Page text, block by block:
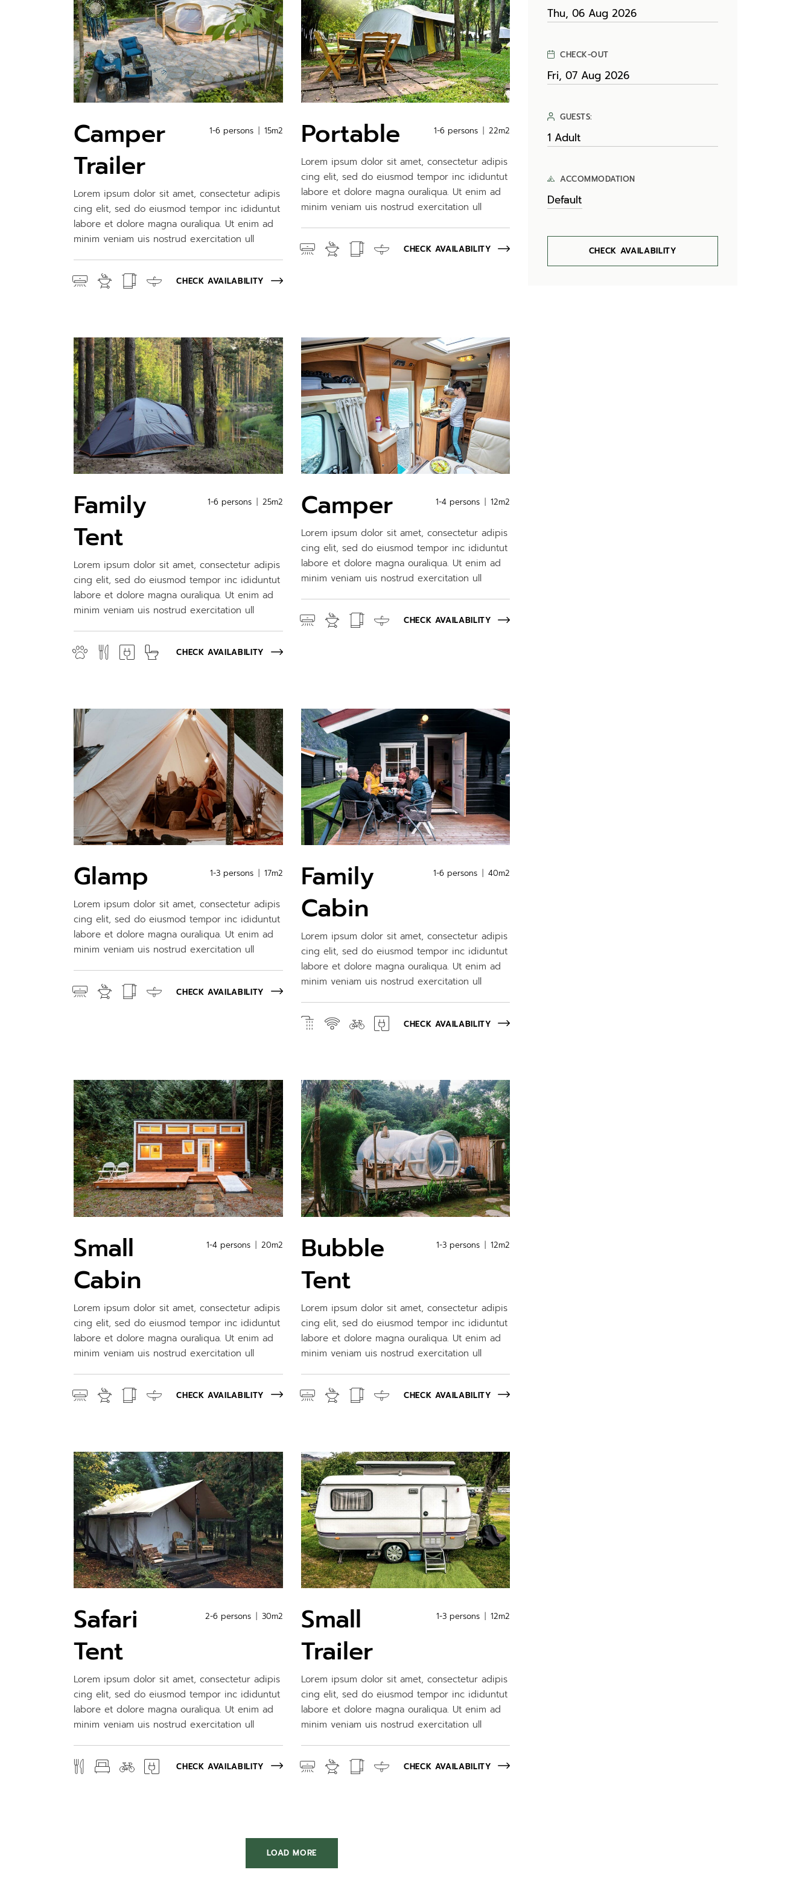
Camper
Trailer
1-6 persons 15m2
Lorem ipsum dolor sit amet, consectetur adipis
cing elit, sed do eiusmod tempor inc ididuntut
labore et dolore magna ouraliqua. Ut enim ad
minim veniam uis nostrud exercitation ull
CHECK AVAILABILITY
Portable 1-6 persons 22m2
Lorem ipsum dolor sit amet, consectetur adipis
cing elit, sed do eiusmod tempor inc ididuntut
labore et dolore magna ouraliqua. Ut enim ad
minim veniam uis nostrud exercitation ull
CHECK AVAILABILITY
Family
Tent
1-6 persons 25m2
Lorem ipsum dolor sit amet, consectetur adipis
cing elit, sed do eiusmod tempor inc ididuntut
labore et dolore magna ouraliqua. Ut enim ad
minim veniam uis nostrud exercitation ull
CHECK AVAILABILITY
Camper 1-4 persons 12m2
Lorem ipsum dolor sit amet, consectetur adipis
cing elit, sed do eiusmod tempor inc ididuntut
labore et dolore magna ouraliqua. Ut enim ad
minim veniam uis nostrud exercitation ull
CHECK AVAILABILITY
Glamp 1-3 persons 17m2
Lorem ipsum dolor sit amet, consectetur adipis
cing elit, sed do eiusmod tempor inc ididuntut
labore et dolore magna ouraliqua. Ut enim ad
minim veniam uis nostrud exercitation ull
CHECK AVAILABILITY
Family
Cabin
1-6 persons 40m2
Lorem ipsum dolor sit amet, consectetur adipis
cing elit, sed do eiusmod tempor inc ididuntut
labore et dolore magna ouraliqua. Ut enim ad
minim veniam uis nostrud exercitation ull
CHECK AVAILABILITY
Small
Cabin
1-4 persons 20m2
Lorem ipsum dolor sit amet, consectetur adipis
cing elit, sed do eiusmod tempor inc ididuntut
labore et dolore magna ouraliqua. Ut enim ad
minim veniam uis nostrud exercitation ull
CHECK AVAILABILITY
Bubble
Tent
1-3 persons 12m2
Lorem ipsum dolor sit amet, consectetur adipis
cing elit, sed do eiusmod tempor inc ididuntut
labore et dolore magna ouraliqua. Ut enim ad
minim veniam uis nostrud exercitation ull
CHECK AVAILABILITY
Safari
Tent
2-6 persons 30m2
Lorem ipsum dolor sit amet, consectetur adipis
cing elit, sed do eiusmod tempor inc ididuntut
labore et dolore magna ouraliqua. Ut enim ad
minim veniam uis nostrud exercitation ull
CHECK AVAILABILITY
Small
Trailer
1-3 persons 12m2
Lorem ipsum dolor sit amet, consectetur adipis
cing elit, sed do eiusmod tempor inc ididuntut
labore et dolore magna ouraliqua. Ut enim ad
minim veniam uis nostrud exercitation ull
CHECK AVAILABILITY
LOAD MORE
CHECK-OUT
GUESTS:
ACCOMMODATION
CHECK AVAILABILITY